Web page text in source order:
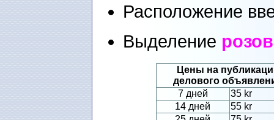
Расположение
Выделение
Цены на
делового
7 дней
35 kr
14 дней
55 kr